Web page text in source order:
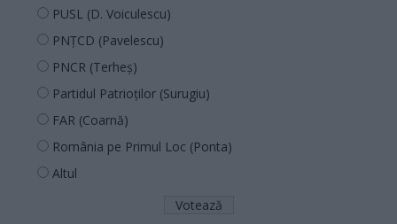
PUSL (D. Voiculescu)
PNȚCD (Pavelescu)
PNCR (Terheș)
Partidul Patrioților (Surugiu)
FAR (Coarnă)
România pe Primul Loc (Ponta)
Altul